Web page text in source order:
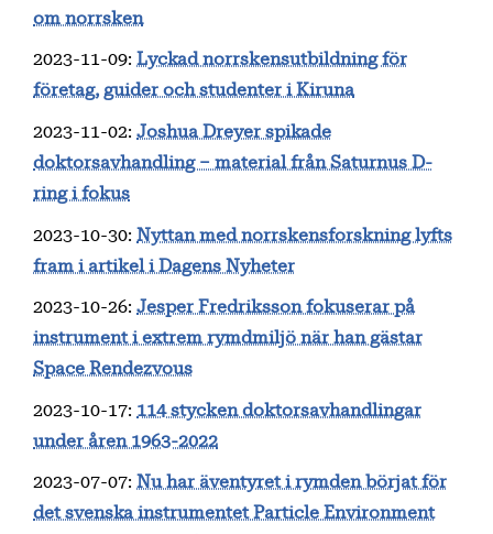
om norrsken
2023-11-09: Lyckad norrskensutbildning för
företag, guider och studenter i Kiruna
2023-11-02: Joshua Dreyer spikade
doktorsavhandling – material från Saturnus D-
ring i fokus
2023-10-30: Nyttan med norrskensforskning lyfts
fram i artikel i Dagens Nyheter
2023-10-26: Jesper Fredriksson fokuserar på
instrument i extrem rymdmiljö när han gästar
Space Rendezvous
2023-10-17: 114 stycken doktorsavhandlingar
under åren 1963-2022
2023-07-07: Nu har äventyret i rymden börjat för
det svenska instrumentet Particle Environment